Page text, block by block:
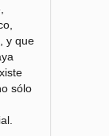
y que
sólo